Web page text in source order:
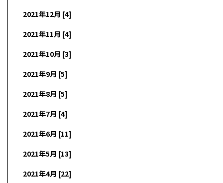
2021年12月 [4]
2021年11月 [4]
2021年10月 [3]
2021年9月 [5]
2021年8月 [5]
2021年7月 [4]
2021年6月 [11]
2021年5月 [13]
2021年4月 [22]